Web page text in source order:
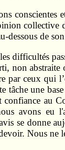
conscientes
dessous de
difficultés
non
ceux qui
tâche une
confiance au
avons eu
se donne
Nous